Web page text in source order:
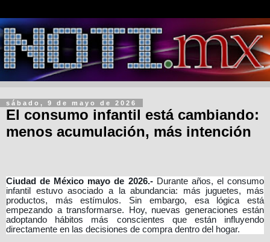
sábado, 9 de mayo de 2026
El consumo infantil está cambiando:
menos acumulación, más intención
Ciudad de México mayo de 2026.-Durante años, el consumo
infantil estuvo asociado a la abundancia: más juguetes, más
productos, más estímulos. Sin embargo, esa lógica está
empezando a transformarse. Hoy, nuevas generaciones están
adoptando hábitos más conscientes que están influyendo
directamente en las decisiones de compra dentro del hogar.